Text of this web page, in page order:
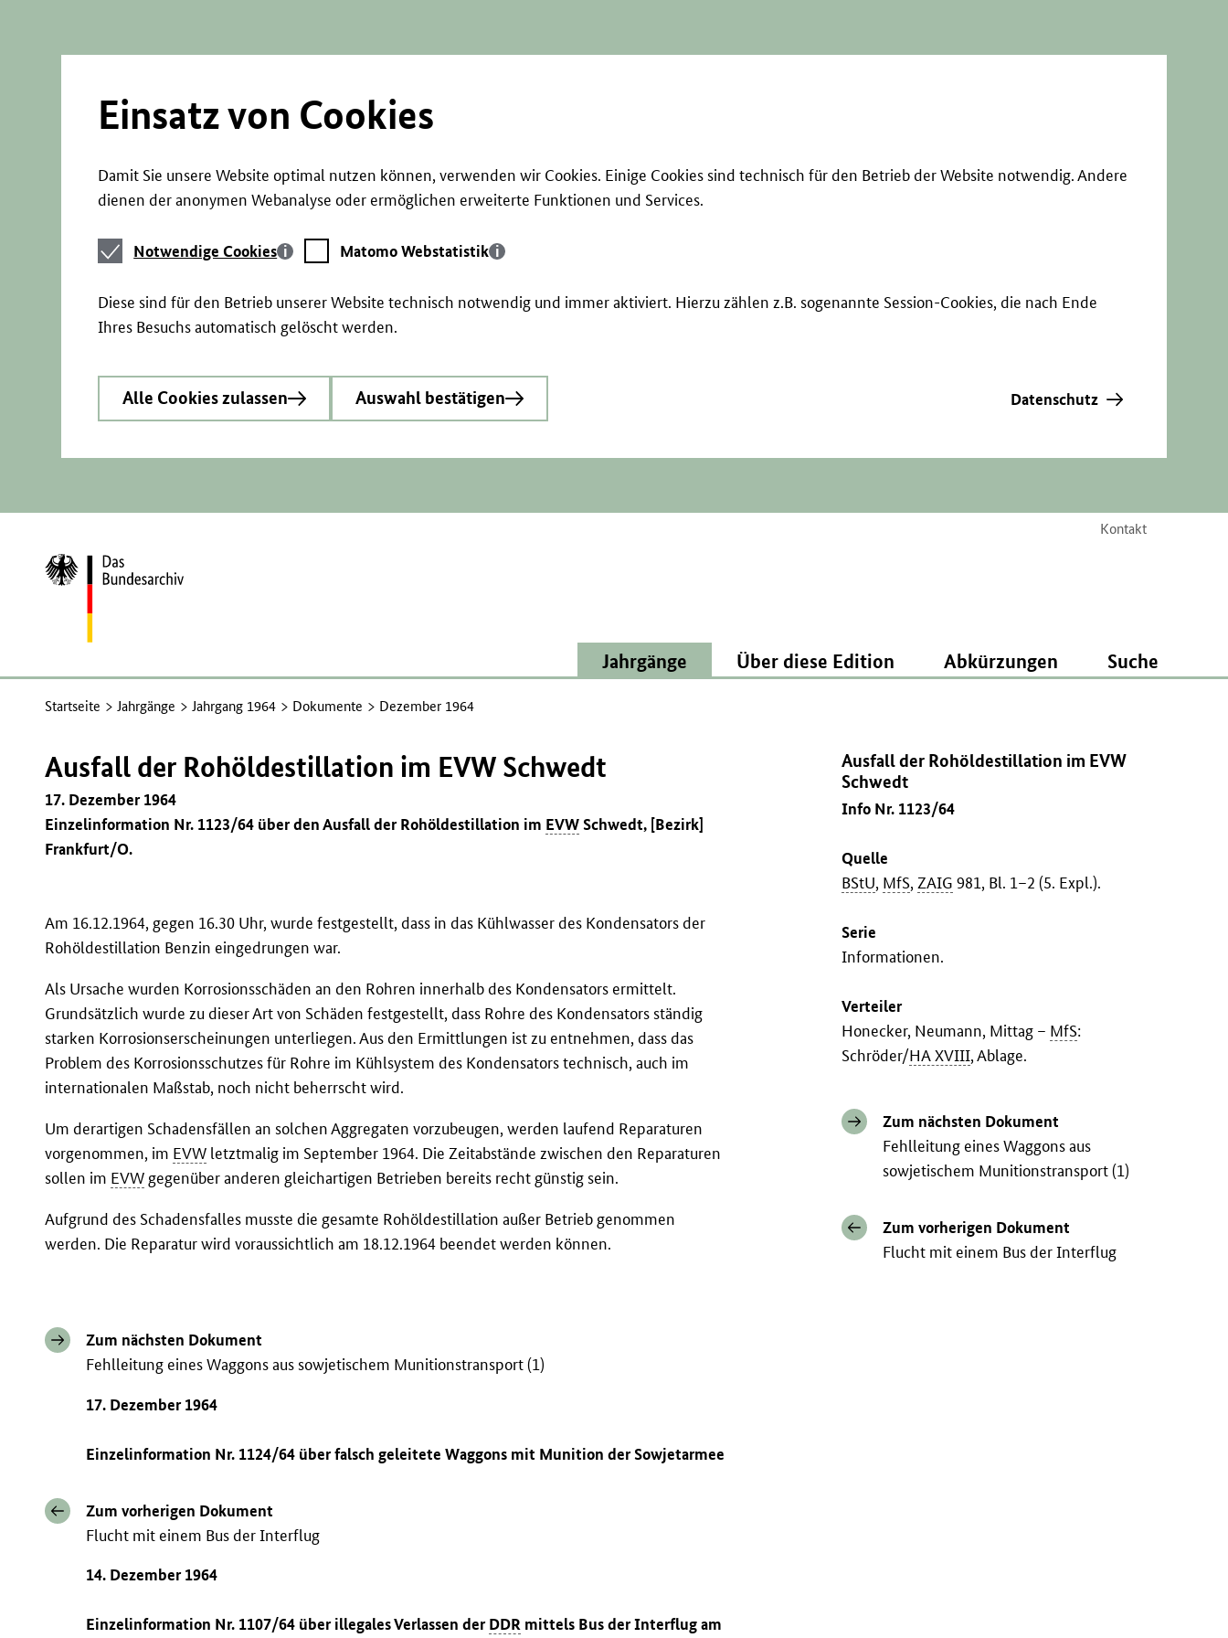
Einsatz von Cookies
Damit Sie unsere Website optimal nutzen können, verwenden wir Cookies. Einige Cookies sind technisch für den Betrieb der Website notwendig. Andere
dienen der anonymen Webanalyse oder ermöglichen erweiterte Funktionen und Services.
Notwendige
Cookies
Notwendige Cookies
Matomo
Webstatistik
Matomo Webstatistik
Diese sind für den Betrieb unserer Website technisch notwendig und immer aktiviert. Hierzu zählen z.B. sogenannte Session-Cookies, die nach Ende
Ihres Besuchs automatisch gelöscht werden.
Alle Cookies zulassen Auswahl bestätigen Datenschutz
Kontakt
Zur
Startseite
Jahrgänge Über diese Edition Abkürzungen Suche
Startseite Jahrgänge Jahrgang 1964 Dokumente Dezember 1964
Ausfall der Rohöldestillation im EVW
Schwedt
Info Nr. 1123/64
Quelle
BStU, MfS,ZAIG 981, Bl. 1–2 (5. Expl.).
Serie
Informationen.
Verteiler
Honecker, Neumann, Mittag – MfS:
Schröder/HA XVIII, Ablage.
Zum nächsten Dokument
Fehlleitung eines Waggons aus
sowjetischem Munitionstransport (1)
Zum vorherigen Dokument
Flucht mit einem Bus der Interflug
Ausfall der Rohöldestillation im EVW Schwedt
17. Dezember 1964
Einzelinformation Nr. 1123/64 über den Ausfall der Rohöldestillation im EVWSchwedt, [Bezirk]
Frankfurt/O.
Am 16.12.1964, gegen 16.30 Uhr, wurde festgestellt, dass in das Kühlwasser des Kondensators der
Rohöldestillation Benzin eingedrungen war.
Als Ursache wurden Korrosionsschäden an den Rohren innerhalb des Kondensators ermittelt.
Grundsätzlich wurde zu dieser Art von Schäden festgestellt, dass Rohre des Kondensators ständig
starken Korrosionserscheinungen unterliegen. Aus den Ermittlungen ist zu entnehmen, dass das
Problem des Korrosionsschutzes für Rohre im Kühlsystem des Kondensators technisch, auch im
internationalen Maßstab, noch nicht beherrscht wird.
Um derartigen Schadensfällen an solchen Aggregaten vorzubeugen, werden laufend Reparaturen
vorgenommen, im EVW letztmalig im September 1964. Die Zeitabstände zwischen den Reparaturen
sollen im EVW gegenüber anderen gleichartigen Betrieben bereits recht günstig sein.
Aufgrund des Schadensfalles musste die gesamte Rohöldestillation außer Betrieb genommen
werden. Die Reparatur wird voraussichtlich am 18.12.1964 beendet werden können.
Zum nächsten Dokument
Fehlleitung eines Waggons aus sowjetischem Munitionstransport (1)
17. Dezember 1964
Einzelinformation Nr. 1124/64 über falsch geleitete Waggons mit Munition der Sowjetarmee
Zum vorherigen Dokument
Flucht mit einem Bus der Interflug
14. Dezember 1964
Einzelinformation Nr. 1107/64 über illegales Verlassen derDDR mittels Bus der Interflug am